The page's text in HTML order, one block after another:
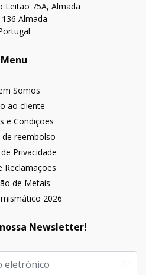
Leitão 75A, Almada
Almada
Menu
Somos
ao cliente
e Condições
de reembolso
Privacidade
Reclamações
de Metais
2026
Newsletter!